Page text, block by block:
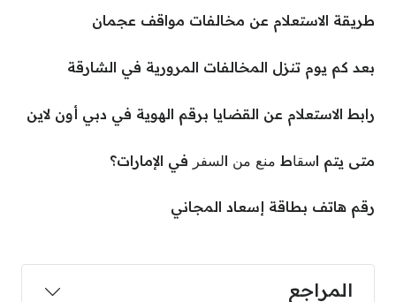
طريقة الاستعلام عن مخالفات مواقف عجمان
بعد كم يوم تنزل المخالفات المرورية في الشارقة
رابط الاستعلام عن القضايا برقم الهوية في دبي أون لاين
متى يتم اﺳﻘﺎط ﻣﻨﻊ ﻣﻦ اﻟﺴﻔﺮ في الإمارات؟
رقم هاتف بطاقة إسعاد المجاني
المراجع